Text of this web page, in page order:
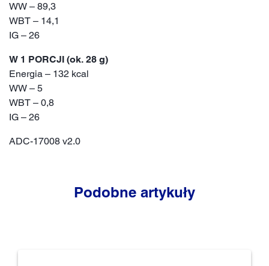
WW – 89,3
WBT – 14,1
IG – 26
W 1 PORCJI (ok. 28 g)
Energia – 132 kcal
WW – 5
WBT – 0,8
IG – 26
ADC-17008 v2.0
Podobne artykuły